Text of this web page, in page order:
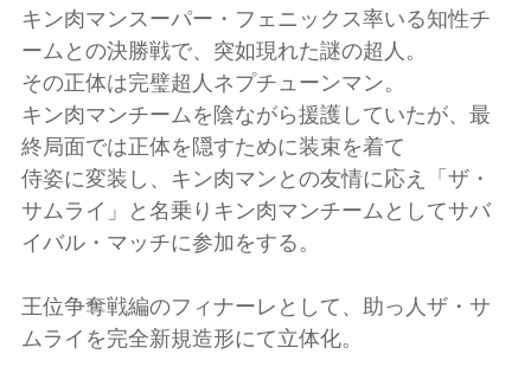
キン肉マンスーパー・フェニックス率いる知性チ
ームとの決勝戦で、突如現れた謎の超人。
その正体は完璧超人ネプチューンマン。
キン肉マンチームを陰ながら援護していたが、最
終局面では正体を隠すために装束を着て
侍姿に変装し、キン肉マンとの友情に応え「ザ・
サムライ」と名乗りキン肉マンチームとしてサバ
イバル・マッチに参加をする。
王位争奪戦編のフィナーレとして、助っ人ザ・サ
ムライを完全新規造形にて立体化。